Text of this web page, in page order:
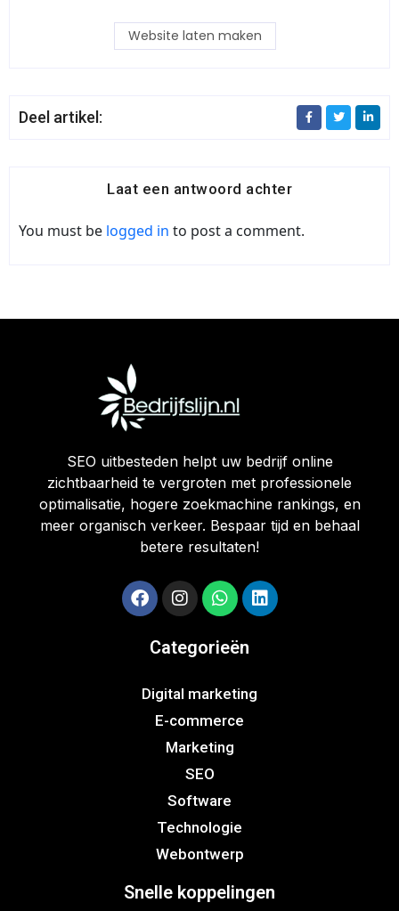
Website laten maken
Deel artikel:
Laat een antwoord achter
You must be logged in to post a comment.
SEO uitbesteden helpt uw bedrijf online
zichtbaarheid te vergroten met professionele
optimalisatie, hogere zoekmachine rankings, en
meer organisch verkeer. Bespaar tijd en behaal
betere resultaten!
Categorieën
Digital marketing
E-commerce
Marketing
SEO
Software
Technologie
Webontwerp
Snelle koppelingen